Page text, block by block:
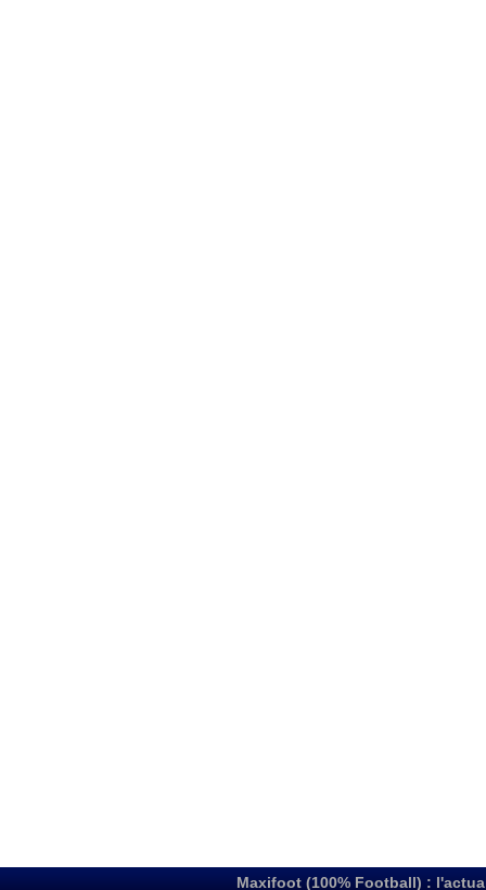
Maxifoot (100% Football) :